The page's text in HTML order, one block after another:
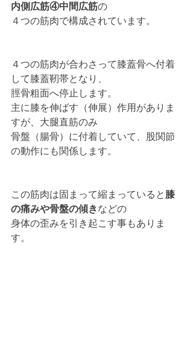
内側広筋④中間広筋の
４つの筋肉で構成されています。
４つの筋肉が合わさって膝蓋骨へ付着
して膝蓋靭帯となり、
脛骨粗面へ停止します。
主に膝を伸ばす（伸展）作用がありま
すが、大腿直筋のみ
骨盤（腸骨）に付着していて、股関節
の動作にも関係します。
この筋肉は固まって縮まっていると 膝
の痛みや骨盤の傾きなどの
身体の歪みを引き起こす事もありま
す。